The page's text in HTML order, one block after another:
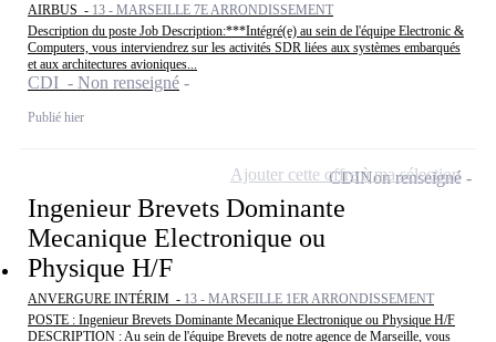
AIRBUS - 13 - MARSEILLE 7E ARRONDISSEMENT
Description du poste Job Description:***Intégré(e) au sein de l'équipe Electronic &
Computers, vous interviendrez sur les activités SDR liées aux systèmes embarqués
et aux architectures avioniques...
CDI - Non renseigné
Publié hier
Ingenieur Brevets Dominante
Mecanique Electronique ou
Physique H/F
ANVERGURE INTÉRIM - 13 - MARSEILLE 1ER ARRONDISSEMENT
POSTE : Ingenieur Brevets Dominante Mecanique Electronique ou Physique H/F
DESCRIPTION : Au sein de l'équipe Brevets de notre agence de Marseille, vous
CDINon renseigné
Ajouter cette offre à ma sélection